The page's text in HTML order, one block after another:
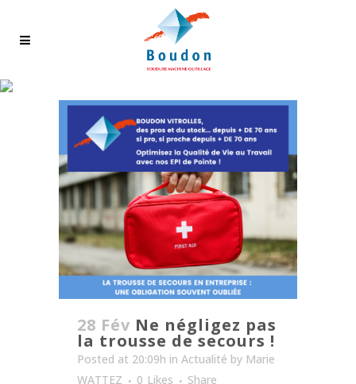
28 Fév Ne négligez pas
la trousse de secours !
Posted at 20:09h in Actualité by Marie
WATTEZ
0 Likes Share